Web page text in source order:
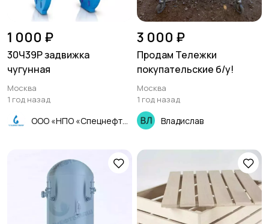
1 000 ₽
30Ч39Р задвижка
чугунная
Москва
1 год назад
3 000 ₽
Продам Тележки
покупательские б/у!
Москва
1 год назад
Владислав